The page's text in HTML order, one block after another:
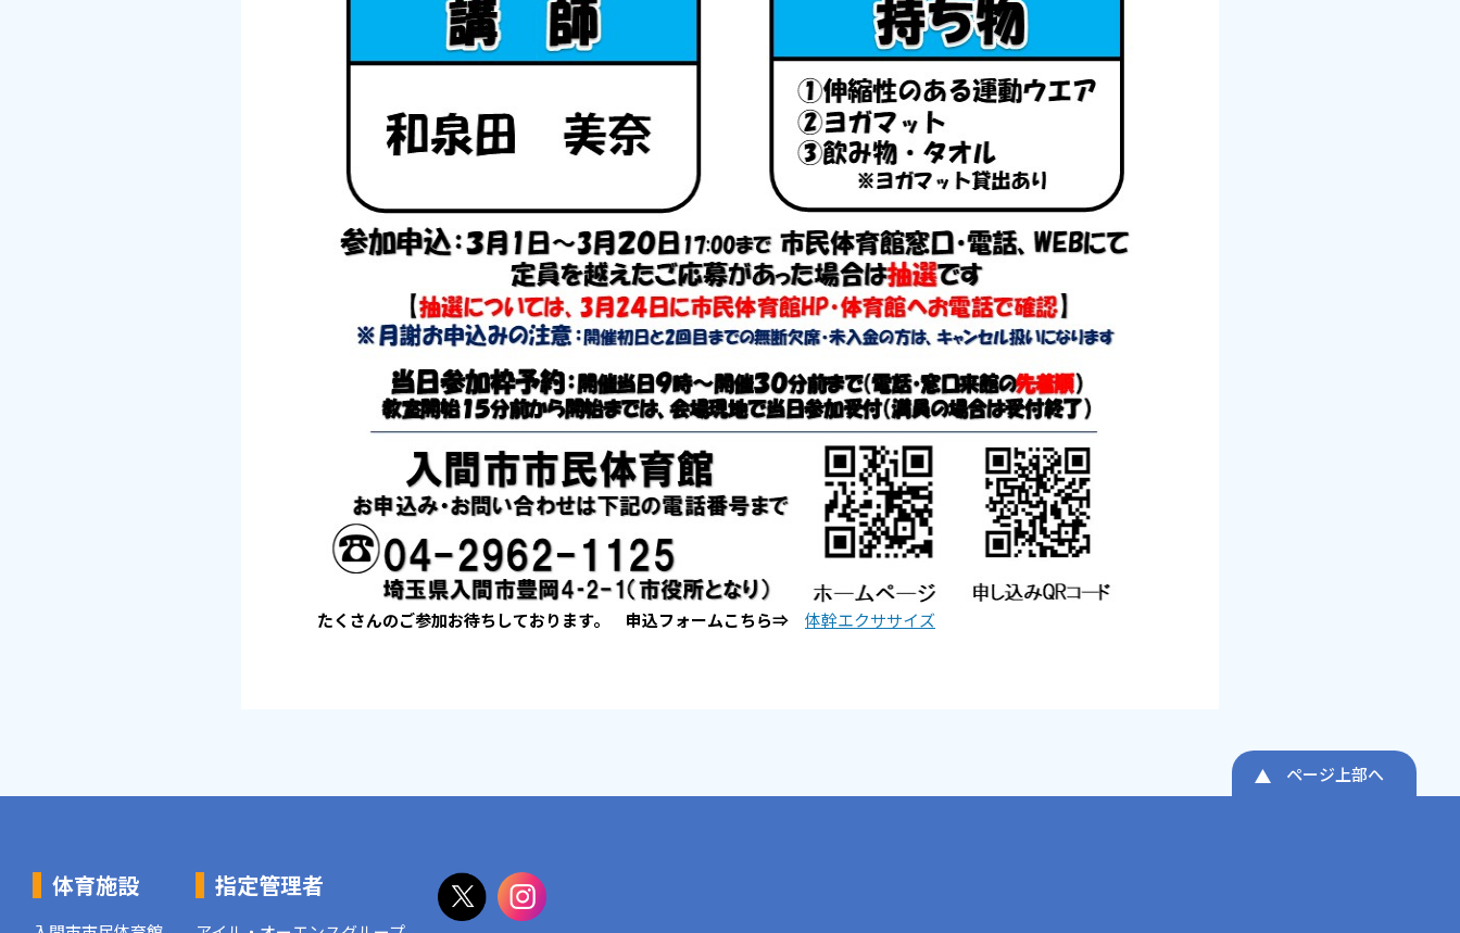
たくさんのご参加お待ちしております。 申込フォームこちら⇒ 体幹エクササイズ
ページ上部へ
体育施設 指定管理者